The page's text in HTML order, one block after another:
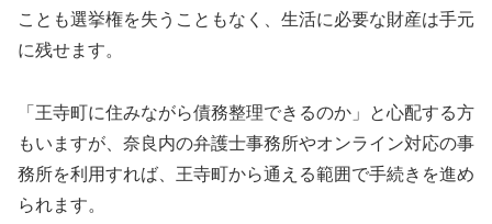
ことも選挙権を失うこともなく、生活に必要な財産は手元
に残せます。
「王寺町に住みながら債務整理できるのか」と心配する方
もいますが、奈良内の弁護士事務所やオンライン対応の事
務所を利用すれば、王寺町から通える範囲で手続きを進め
られます。